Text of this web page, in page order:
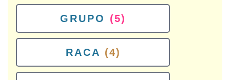
GRUPO (5)
RACA (4)